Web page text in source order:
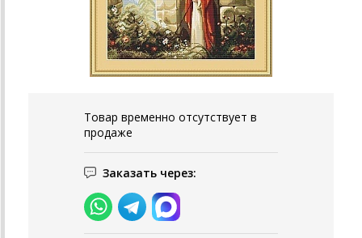
Товар временно отсутствует в
продаже
Заказать через: